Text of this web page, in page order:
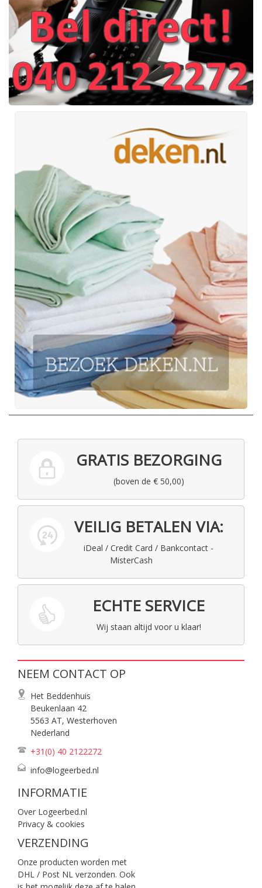
GRATIS BEZORGING
(boven de € 50,00)
VEILIG BETALEN VIA:
iDeal / Credit Card / Bankcontact -
MisterCash
ECHTE SERVICE
Wij staan altijd voor u klaar!
NEEM CONTACT OP
Het Beddenhuis
Beukenlaan 42
5563 AT, Westerhoven
Nederland
+31(0) 40 2122272
info@logeerbed.nl
INFORMATIE
Over Logeerbed.nl
Privacy & cookies
VERZENDING
Onze producten worden met
DHL / Post NL verzonden. Ook